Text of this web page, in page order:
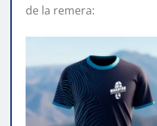
de la remera: